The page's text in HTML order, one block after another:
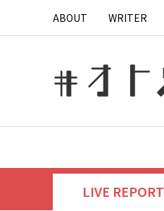
ABOUT WRITER
LIVE REPORT